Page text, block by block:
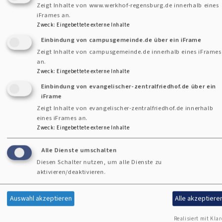
Prävention sex. Gewalt
Zeigt Inhalte von www.werkhof-regensburg.de innerhalb eines
iFrames an.
Zweck: Eingebettete externe Inhalte
Einbindung von campusgemeinde.de über ein iFrame
Zeigt Inhalte von campusgemeinde.de innerhalb eines iFrames
an.
Zweck: Eingebettete externe Inhalte
Einbindung von evangelischer-zentralfriedhof.de über ein
iFrame
Zeigt Inhalte von evangelischer-zentralfriedhof.de innerhalb
eines iFrames an.
Zweck: Eingebettete externe Inhalte
Alle Dienste umschalten
Diesen Schalter nutzen, um alle Dienste zu
aktivieren/deaktivieren.
Auswahl akzeptieren Alle
Realisiert mit